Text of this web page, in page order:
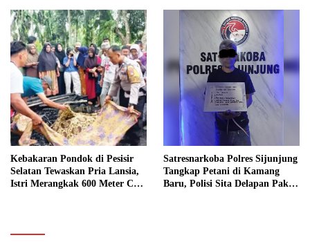
Kebakaran Pondok di Pesisir
Selatan Tewaskan Pria Lansia,
Istri Merangkak 600 Meter Cari
Satresnarkoba Polres Sijunjung
Tangkap Petani di Kamang
Baru, Polisi Sita Delapan Paket